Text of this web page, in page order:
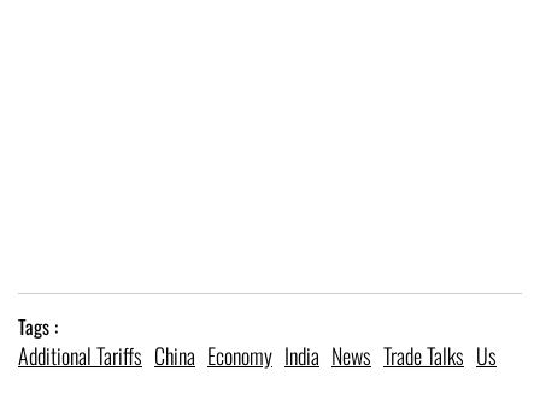
Tags :
Additional Tariffs China Economy India News Trade Talks Us